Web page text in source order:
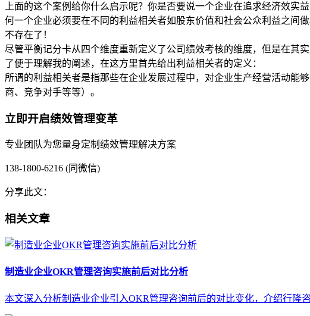
上面的这个案例给你什么启示呢？你是否要说一个企业在追求经济效
何一个企业必须要在不同的利益相关者如股东价值和社会公众利益之间
不存在了！
尽管平衡记分卡从四个维度重新定义了公司绩效考核的维度，但是在其
了便于理解我的阐述，在这方里首先给出利益相关者的定义：
所谓的利益相关者是指那些在企业发展过程中，对企业生产经营活动能
商、竞争对手等等）。
立即开启绩效管理变革
专业团队为您量身定制绩效管理解决方案
138-1800-6216 (同微信)
分享此文：
相关文章
制造业企业OKR管理咨询实施前后对比分析
本文深入分析制造业企业引入OKR管理咨询前后的对比变化，介绍行隆